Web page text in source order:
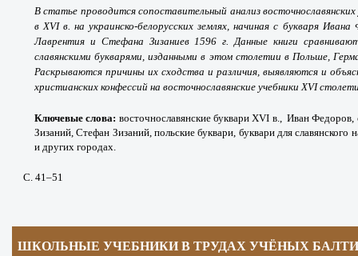
В статье проводится сопоставительный анализ
в XVI в. на украинско-белорусских землях, начиная с букваря
Лаврентия и Стефана Зизаниев 1596 г. Данные книги
славянскими букварями, изданными в этом столетии в Польше,
Раскрываются причины их сходства и различия, выявляются и
христианских конфессий на восточнославянские учебники XVI
Ключевые слова: восточнославянские буквари XVI в., Иван
Зизаний, Стефан Зизаний, польские буквари, буквари для
и других городах.
С. 41–51
ШКОЛЬНЫЕ УЧЕБНИКИ В ТРУДАХ УЧЁНЫХ